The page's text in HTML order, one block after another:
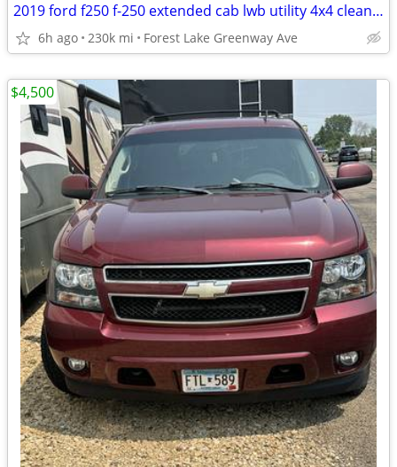
2019 ford f250 f-250 extended cab lwb utility 4x4 clean xlt 4wd
6h ago 230k mi Forest Lake Greenway Ave
$4,500